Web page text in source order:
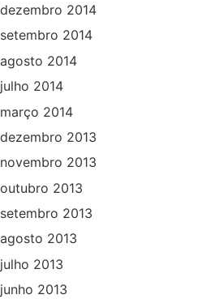
dezembro 2014
setembro 2014
agosto 2014
julho 2014
março 2014
dezembro 2013
novembro 2013
outubro 2013
setembro 2013
agosto 2013
julho 2013
junho 2013